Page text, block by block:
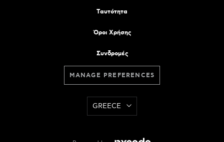
Tαυτότητα
Όροι Χρήσης
Συνδρομές
MANAGE PREFERENCES
GREECE